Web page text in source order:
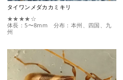
タイワンメダカカミキリ
★★★★☆
体長：5〜8mm 分布：本州、四国、九
州